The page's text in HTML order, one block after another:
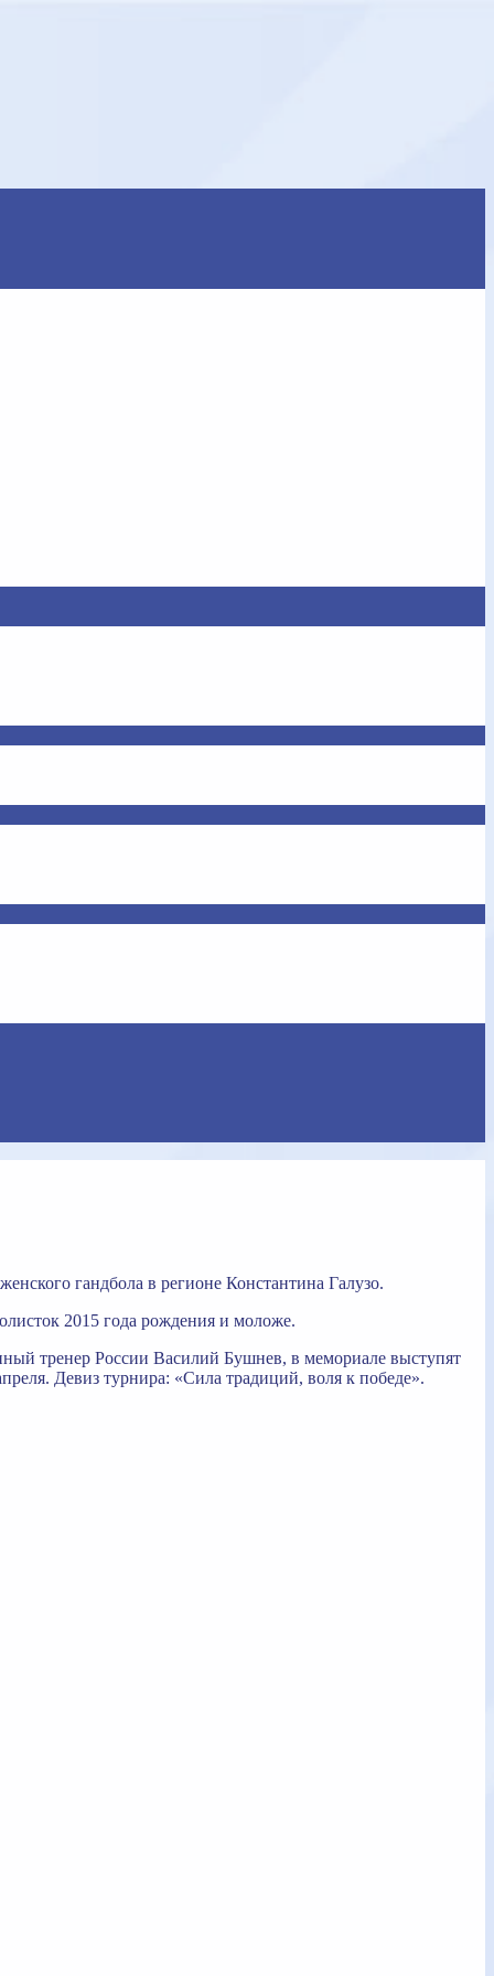
гандбола в регионе Константина Галузо.
2015 года рождения и моложе.
тренер России Василий Бушнев, в мемориале выступят
Девиз турнира: «Сила традиций, воля к победе».